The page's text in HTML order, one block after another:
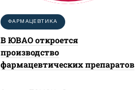
ФАРМАЦЕВТИКА
В ЮВАО откроется
производство
фармацевтических препаратов